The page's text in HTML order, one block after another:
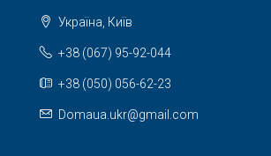
Україна, Київ
+38 (067) 95-92-044
+38 (050) 056-62-23
Domaua.ukr@gmail.com